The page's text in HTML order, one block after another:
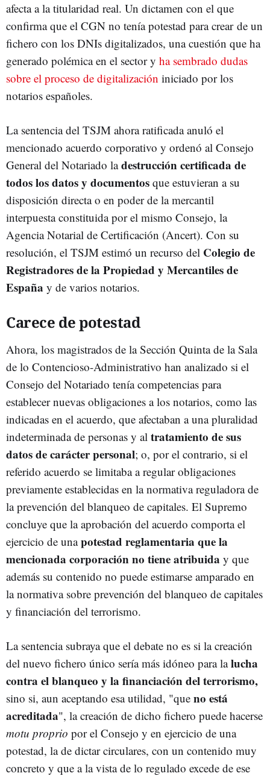
afecta a la titularidad real. Un dictamen con el que
confirma que el CGN no tenía potestad para crear de un
fichero con los DNIs digitalizados, una cuestión que ha
generado polémica en el sector y ha sembrado dudas
sobre el proceso de digitalización iniciado por los
notarios españoles.
La sentencia del TSJM ahora ratificada anuló el
mencionado acuerdo corporativo y ordenó al Consejo
General del Notariado ladestrucción certificada de
todos los datos y documentos que estuvieran a su
disposición directa o en poder de la mercantil
interpuesta constituida por el mismo Consejo, la
Agencia Notarial de Certificación (Ancert). Con su
resolución, el TSJM estimó un recurso del Colegio de
Registradores de la Propiedad y Mercantiles de
España y de varios notarios.
Carece de potestad
Ahora, los magistrados de la Sección Quinta de la Sala
de lo Contencioso-Administrativo han analizado si el
Consejo del Notariado tenía competencias para
establecer nuevas obligaciones a los notarios, como las
indicadas en el acuerdo, que afectaban a una pluralidad
indeterminada de personas y al tratamiento de sus
datos de carácter personal; o, por el contrario, si el
referido acuerdo se limitaba a regular obligaciones
previamente establecidas en la normativa reguladora de
la prevención del blanqueo de capitales. El Supremo
concluye que la aprobación del acuerdo comporta el
ejercicio de unapotestad reglamentaria que la
mencionada corporación no tiene atribuida y que
además su contenido no puede estimarse amparado en
la normativa sobre prevención del blanqueo de capitales
y financiación del terrorismo.
La sentencia subraya que el debate no es si la creación
del nuevo fichero único sería más idóneo para lalucha
contra el blanqueo y la financiación del terrorismo,
sino si, aun aceptando esa utilidad, "que no está
acreditada", la creación de dicho fichero puede hacerse
motu proprio por el Consejo y en ejercicio de una
potestad, la de dictar circulares, con un contenido muy
concreto y que a la vista de lo regulado excede de ese